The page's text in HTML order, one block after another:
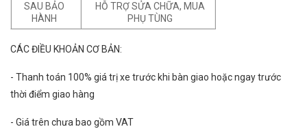
SAU BẢO
HÀNH
HỖ TRỢ SỬA CHỮA, MUA
PHỤ TÙNG
CÁC ĐIỀU KHOẢN CƠ BẢN:
- Thanh toán 100% giá trị xe trước khi bàn giao hoặc ngay trước
thời điểm giao hàng
- Giá trên chưa bao gồm VAT